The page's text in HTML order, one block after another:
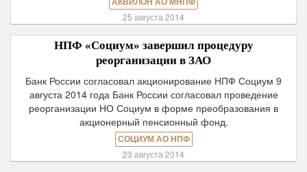
АКВИЛОН АО МНПФ
25 августа 2014
НПФ «Социум» завершил процедуру
реорганизации в ЗАО
Банк России согласовал акционирование НПФ Социум 9
августа 2014 года Банк России согласовал проведение
реорганизации НО Социум в форме преобразования в
акционерный пенсионный фонд.
СОЦИУМ АО НПФ
23 августа 2014